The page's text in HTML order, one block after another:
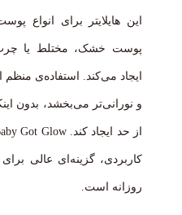
این هایلایتر برای انواع
پوست خشک، مختلط یا
ایجاد می‌کند. استفاده‌ی منظم
و نورانی‌تر می‌بخشد، بدون
کاربردی، گزینه‌ای عالی
روزانه است.